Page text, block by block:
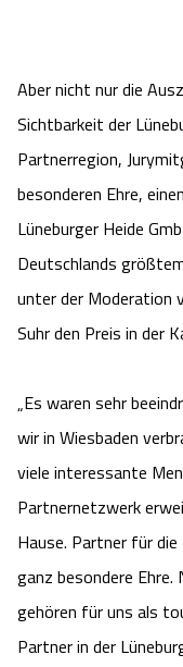
Aber nicht nur die
Sichtbarkeit der
Partnerregion,
besonderen Ehre,
Lüneburger Heide
Deutschlands
unter der Moderation
Suhr den Preis in der
„Es waren sehr
wir in Wiesbaden
viele interessante
Partnernetzwerk
Hause. Partner für
ganz besondere
gehören für uns als
Partner in der